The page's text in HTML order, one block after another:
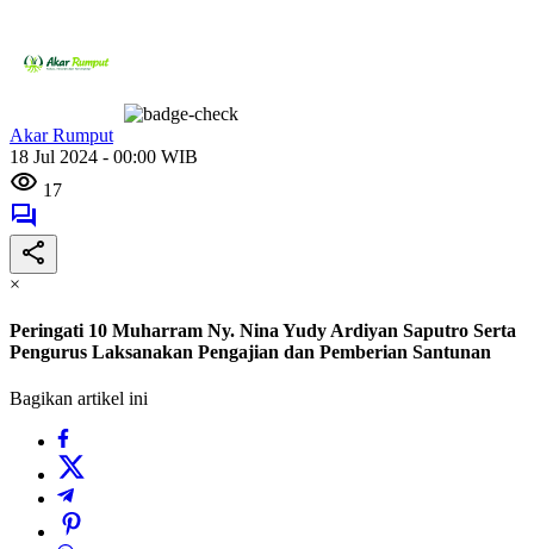
Akar Rumput
18 Jul 2024 - 00:00 WIB
17
×
Peringati 10 Muharram Ny. Nina Yudy Ardiyan Saputro Serta
Pengurus Laksanakan Pengajian dan Pemberian Santunan
Bagikan artikel ini